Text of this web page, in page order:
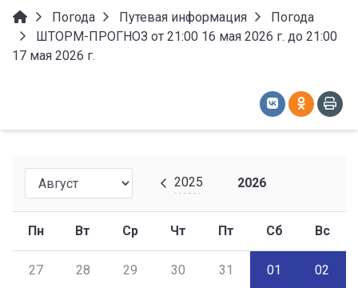
Погода Путевая информация
Погода
ШТОРМ-ПРОГНОЗ от 21:00 16 мая 2026 г. до 21:00
17 мая 2026 г.
2025 2026
Пн Вт Ср Чт Пт Сб Вс
27 28 29 30 31 01 02